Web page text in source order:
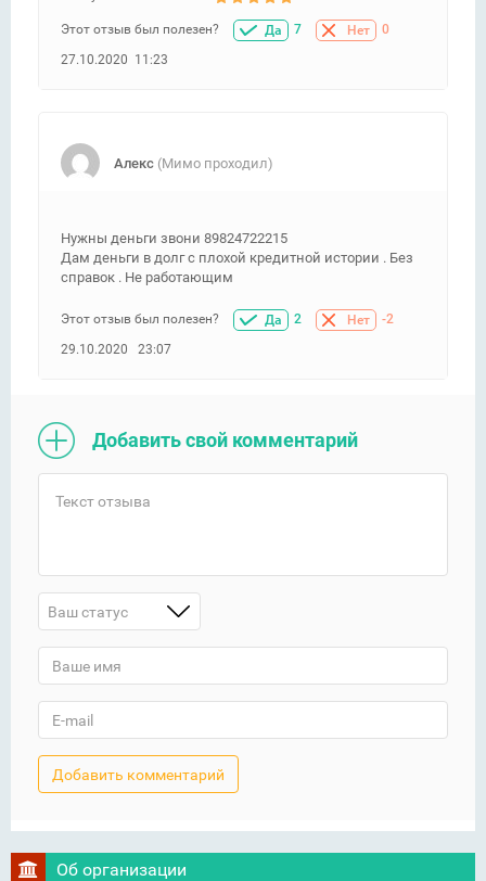
Этот отзыв был полезен? Да 7 Нет
0
27.10.2020 11:23
Алекс (Мимо проходил)
Нужны деньги звони 89824722215
Дам деньги в долг с плохой кредитной истории . Без
справок . Не работающим
Этот отзыв был полезен? Да 2 Нет
-2
29.10.2020 23:07
Добавить свой комментарий
Ваш статус
Об организации